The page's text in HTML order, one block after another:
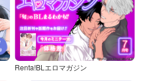
Renta!BLエロマガジン